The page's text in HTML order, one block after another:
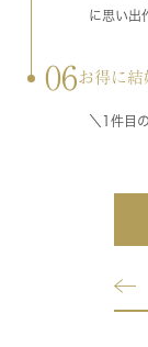
に思い出
06 お得に結
＼1件目